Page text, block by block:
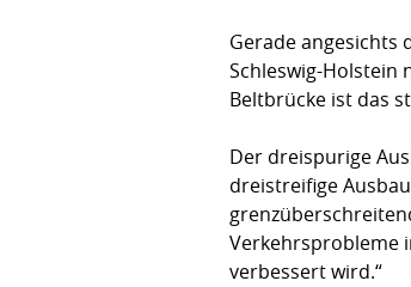
Gerade angesichts
Schleswig-Holstein
Beltbrücke ist das
Der dreispurige
dreistreifige
Verkehrsprobleme
verbessert wird.“